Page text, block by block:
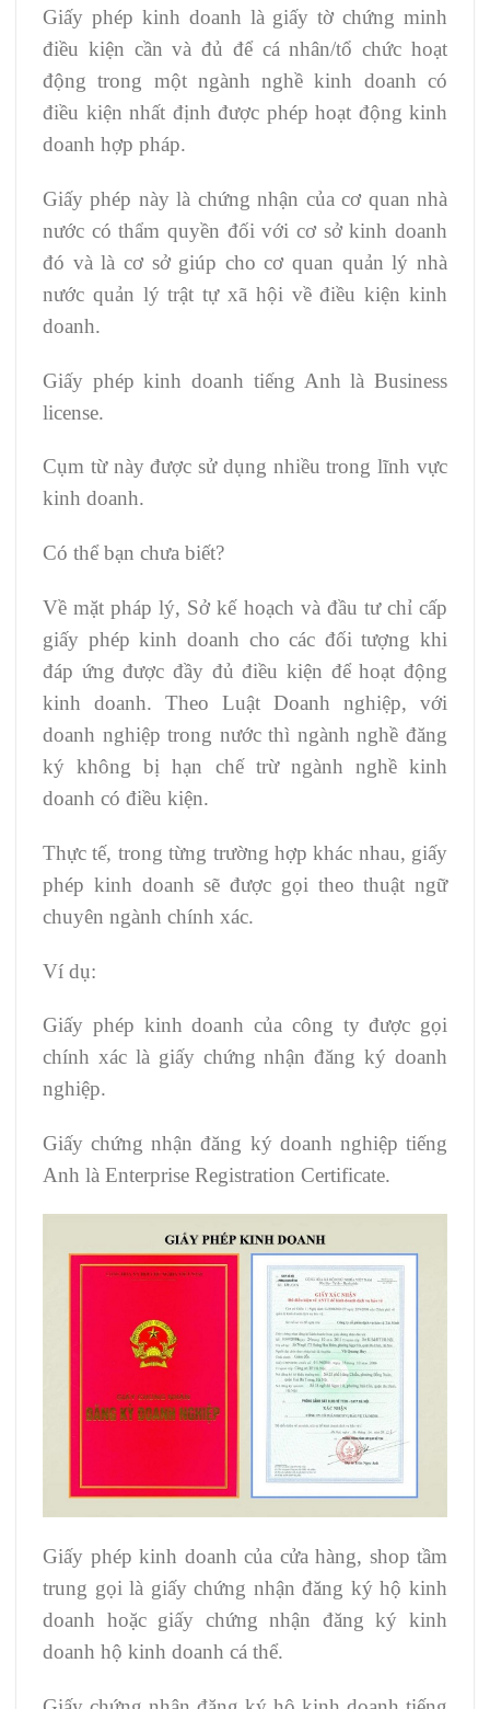
Giấy phép kinh doanh là giấy tờ chứng minh
điều kiện cần và đủ để cá nhân/tổ chức hoạt
động trong một ngành nghề kinh doanh có
điều kiện nhất định được phép hoạt động kinh
doanh hợp pháp.
Giấy phép này là chứng nhận của cơ quan nhà
nước có thẩm quyền đối với cơ sở kinh doanh
đó và là cơ sở giúp cho cơ quan quản lý nhà
nước quản lý trật tự xã hội về điều kiện kinh
doanh.
Giấy phép kinh doanh tiếng Anh là Business
license.
Cụm từ này được sử dụng nhiều trong lĩnh vực
kinh doanh.
Có thể bạn chưa biết?
Về mặt pháp lý, Sở kế hoạch và đầu tư chỉ cấp
giấy phép kinh doanh cho các đối tượng khi
đáp ứng được đầy đủ điều kiện để hoạt động
kinh doanh. Theo Luật Doanh nghiệp, với
doanh nghiệp trong nước thì ngành nghề đăng
ký không bị hạn chế trừ ngành nghề kinh
doanh có điều kiện.
Thực tế, trong từng trường hợp khác nhau, giấy
phép kinh doanh sẽ được gọi theo thuật ngữ
chuyên ngành chính xác.
Ví dụ:
Giấy phép kinh doanh của công ty được gọi
chính xác là giấy chứng nhận đăng ký doanh
nghiệp.
Giấy chứng nhận đăng ký doanh nghiệp tiếng
Anh là Enterprise Registration Certificate.
Giấy phép kinh doanh của cửa hàng, shop tầm
trung gọi là giấy chứng nhận đăng ký hộ kinh
doanh hoặc giấy chứng nhận đăng ký kinh
doanh hộ kinh doanh cá thể.